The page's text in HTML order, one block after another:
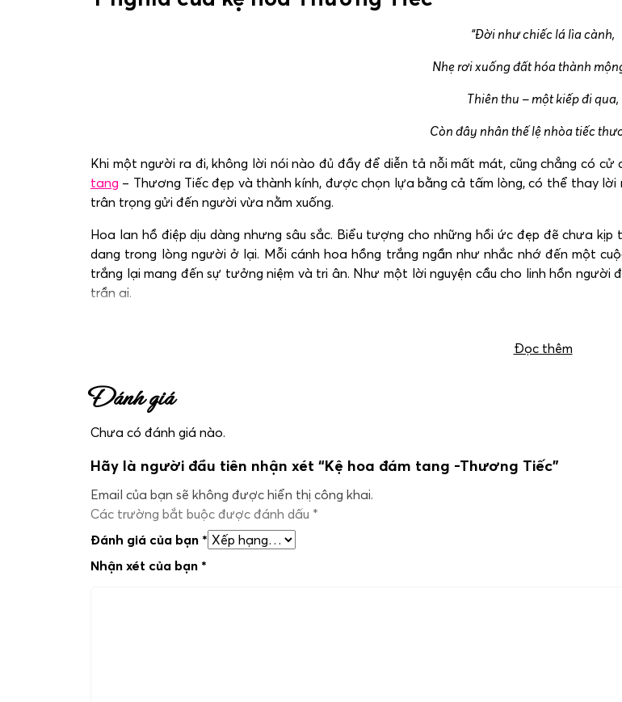
“Đời như chiếc lá lìa cành,
Nhẹ rơi xuống đất hóa thành
Thiên thu – một kiếp đi qua,
Còn đây nhân thế lệ nhòa tiếc
Khi một người ra đi, không lời nói nào đủ đầy để diễn tả nỗi mất mát, cũng chẳng có cử
tang – Thương Tiếc đẹp và thành kính, được chọn lựa bằng cả tấm lòng, có thể thay
trân trọng gửi đến người vừa nằm xuống.
Hoa lan hồ điệp dịu dàng nhưng sâu sắc. Biểu tượng cho những hồi ức đẹp đẽ chưa
dang trong lòng người ở lại. Mỗi cánh hoa hồng trắng ngần như nhắc nhớ đến một
trắng lại mang đến sự tưởng niệm và tri ân. Như một lời nguyện cầu cho linh hồn
trần ai.
Đọc thêm
Đánh giá
Chưa có đánh giá nào.
Hãy là người đầu tiên nhận xét “Kệ hoa đám tang -Thương Tiếc”
Email của bạn sẽ không được hiển thị công khai.
Các trường bắt buộc được đánh dấu *
Đánh giá của bạn *
Nhận xét của bạn *